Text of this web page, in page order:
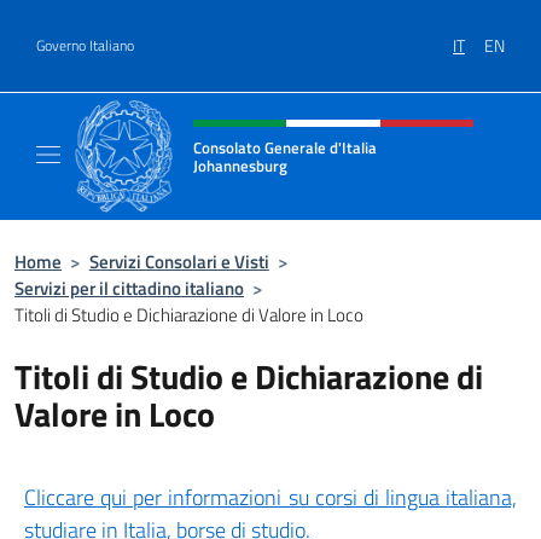
Governo Italiano IT EN
Intestazione sito, social e menù
Consolato Generale d'Italia
Johannesburg
Home > Servizi Consolari e Visti >
Servizi per il cittadino italiano >
Titoli di Studio e Dichiarazione di Valore in Loco
Titoli di Studio e Dichiarazione di
Valore in Loco
Cliccare qui per informazioni su corsi di lingua italiana,
studiare in Italia, borse di studio.